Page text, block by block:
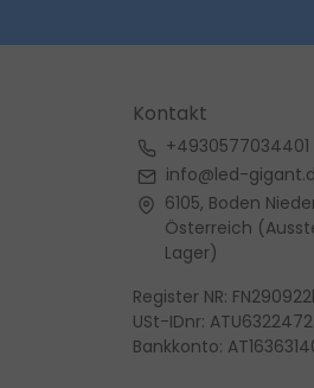
Kontakt
+4930577034401
info@led-
6105, Boden
Österreich
Lager)
Register NR:
USt-IDnr:
Bankkonto: